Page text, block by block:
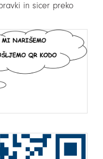
in sicer preko